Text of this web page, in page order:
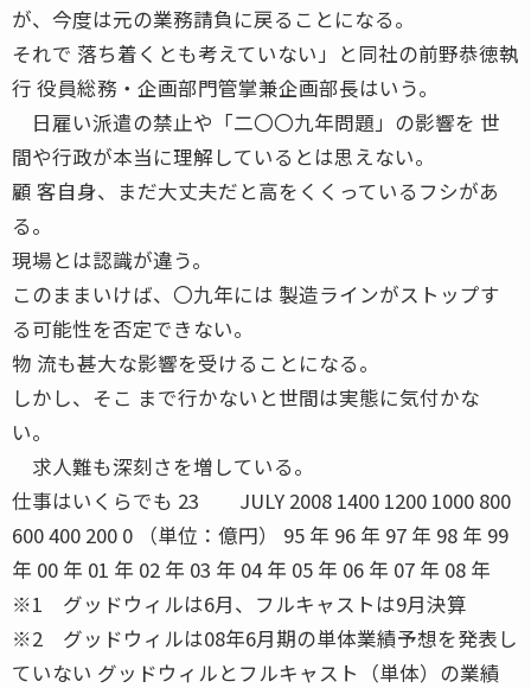
が、今度は元の業務請負に戻ることになる。
それで 落ち着くとも考えていない」と同社の前野恭徳執
行 役員総務・企画部門管掌兼企画部長はいう。
日雇い派遣の禁止や「二〇〇九年問題」の影響を 世
間や行政が本当に理解しているとは思えない。
顧 客自身、まだ大丈夫だと高をくくっているフシがあ
る。
現場とは認識が違う。
このままいけば、〇九年には 製造ラインがストップす
る可能性を否定できない。
物 流も甚大な影響を受けることになる。
しかし、そこ まで行かないと世間は実態に気付かな
い。
求人難も深刻さを増している。
仕事はいくらでも 23 JULY 2008 1400 1200 1000 800
600 400 200 0 （単位：億円） 95 年 96 年 97 年 98 年 99
年 00 年 01 年 02 年 03 年 04 年 05 年 06 年 07 年 08 年
※1 グッドウィルは6月、フルキャストは9月決算
※2 グッドウィルは08年6月期の単体業績予想を発表し
ていない グッドウィルとフルキャスト（単体）の業績